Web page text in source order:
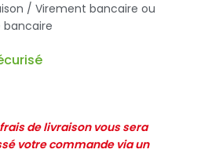
/ Virement bancaire ou
de livraison vous sera
votre commande via un